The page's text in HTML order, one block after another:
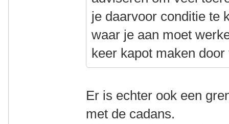
je daarvoor conditie te
waar je aan moet
keer kapot maken
Er is echter ook een
met de cadans.